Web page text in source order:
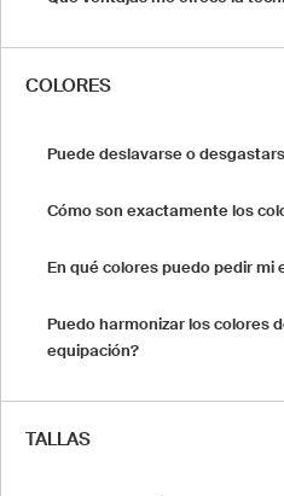
COLORES
Puede deslavarse o
Cómo son exactamente los
En qué colores puedo pedir mi
Puedo harmonizar los colores
equipación?
TALLAS